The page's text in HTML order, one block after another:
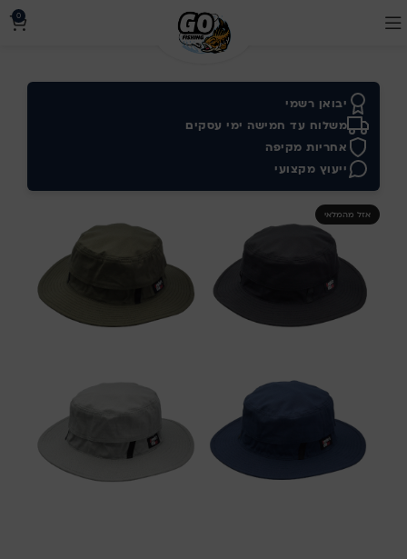
0
יבואן רשמי
משלוח עד חמישה ימי עסקים
אחריות מקיפה
ייעוץ מקצועי
אזל מהמלאי